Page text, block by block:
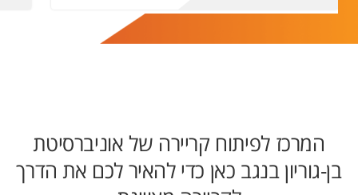
המרכז לפיתוח קריירה של אוניברסיטת
בן-גוריון בנגב כאן כדי להאיר לכם את הדרך